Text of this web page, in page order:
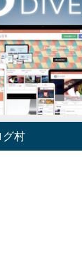
グ村